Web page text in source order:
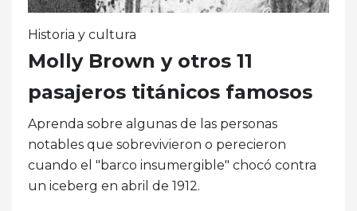
Historia y cultura
Molly Brown y otros 11
pasajeros titánicos famosos
Aprenda sobre algunas de las personas
notables que sobrevivieron o perecieron
cuando el "barco insumergible" chocó contra
un iceberg en abril de 1912.